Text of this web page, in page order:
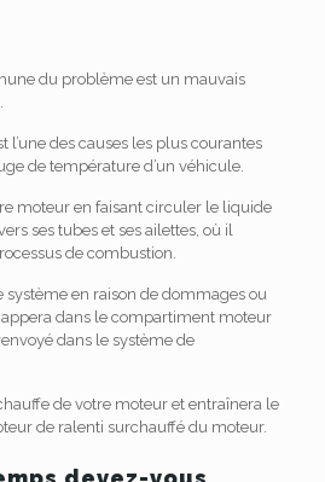
du problème est un mauvais
l’une des causes les plus courantes
de température d’un véhicule.
moteur en faisant circuler le liquide
ses tubes et ses ailettes, où il
de combustion.
système en raison de dommages ou
dans le compartiment moteur
dans le système de
de votre moteur et entraînera le
de ralenti surchauffé du moteur.